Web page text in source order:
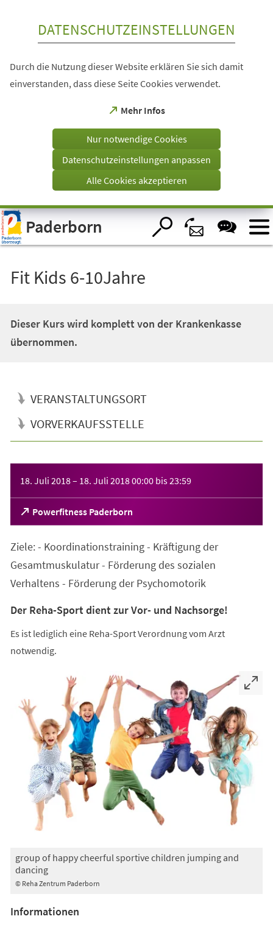
Visuelle
Assistenzsoftware
öffnen.
DATENSCHUTZEINSTELLUNGEN
Durch die Nutzung dieser Website erklären Sie sich damit
einverstanden, dass diese Seite Cookies verwendet.
Mehr Infos
(Öffnet
einem
Tab)
Nur notwendige Cookies
Datenschutzeinstellungen anpassen
Alle Cookies akzeptieren
Paderborn
Fit Kids 6-10Jahre
Dieser Kurs wird komplett von der Krankenkasse
übernommen.
VERANSTALTUNGSORT
VORVERKAUFSSTELLE
18. Juli 2018– 18. Juli 201800:00 bis23:59
Powerfitness Paderborn
(Öffnet
in
neuen
Ziele: - Koordinationstraining - Kräftigung der
Gesamtmuskulatur - Förderung des sozialen
Verhaltens - Förderung der Psychomotorik
Der Reha-Sport dient zur Vor- und Nachsorge!
Es ist lediglich eine Reha-Sport Verordnung vom Arzt
notwendig.
© Reha Zentrum Paderborn
group of happy cheerful sportive children jumping and
dancing
Informationen